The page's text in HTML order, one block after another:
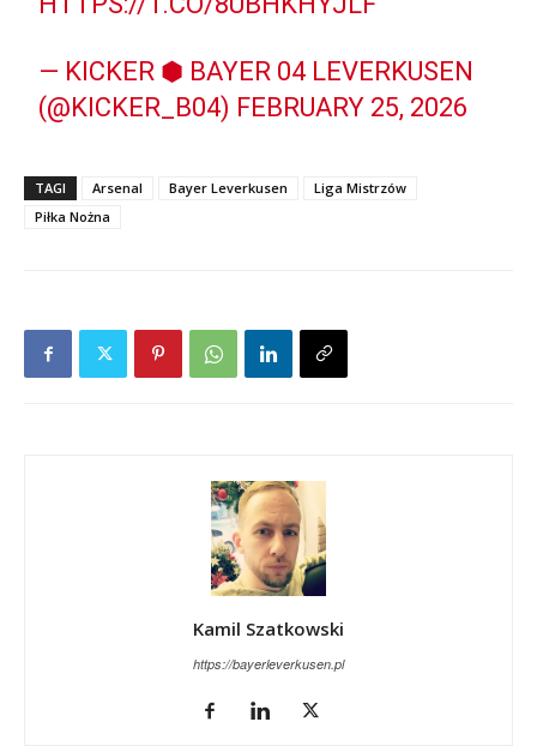
— KICKER ⬢ BAYER 04 LEVERKUSEN
(@KICKER_B04) FEBRUARY 25, 2026
TAGI Arsenal Bayer Leverkusen
Liga Mistrzów
Piłka Nożna
Kamil Szatkowski
https://bayerleverkusen.pl